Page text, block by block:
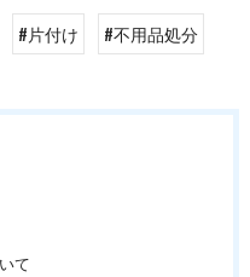
#片付け #不用品処分
て